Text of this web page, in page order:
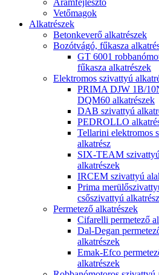
Áramfejlesztő
Vetőmagok
Alkatrészek
Betonkeverő alkatrészek
Bozótvágó, fűkasza
GT 6001
fűkasza alkatrészek
Elektromos szivattyú
PRIMA DJW 1B/
DQM60 alkatrészek
DAB szivattyú
PEDROLLO
Tellarini elektromos
alkatrész
SIX-TEAM szivattyú
alkatrészek
IRCEM szivattyú
Prima
csőszivattyú
Permetező alkatrészek
Cifarelli permetező
Dal-Degan
alkatrészek
Emak-Efco
alkatrészek